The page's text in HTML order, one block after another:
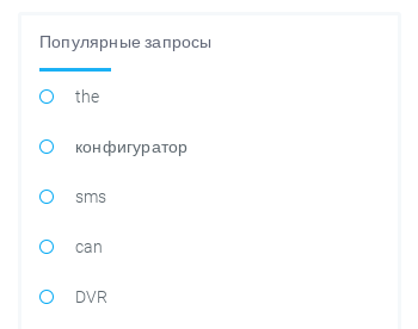
Популярные запросы
the
конфигуратор
sms
can
DVR